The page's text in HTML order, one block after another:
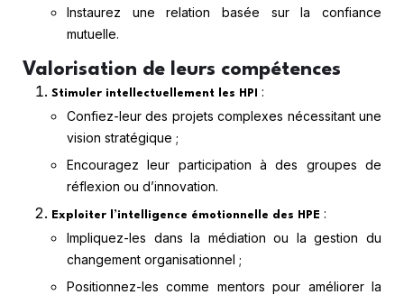
Instaurez une relation basée sur la confiance
mutuelle.
Valorisation de leurs compétences
Stimuler intellectuellement les HPI
:
Confiez-leur des projets complexes nécessitant une
vision stratégique ;
Encouragez leur participation à des groupes de
réflexion ou d’innovation.
Exploiter l’intelligence émotionnelle des HPE :
Impliquez-les dans la médiation ou la gestion du
changement organisationnel ;
Positionnez-les comme mentors pour améliorer la